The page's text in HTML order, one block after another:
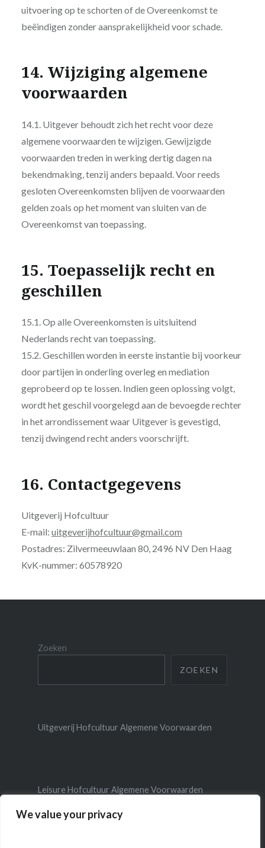
We value your privacy
uitvoering op te schorten of de Overeenkomst te
beëindigen zonder aansprakelijkheid voor schade.
14. Wijziging algemene
voorwaarden
14.1. Uitgever behoudt zich het recht voor deze
algemene voorwaarden te wijzigen. Gewijzigde
voorwaarden treden in werking dertig dagen na
bekendmaking, tenzij anders bepaald. Voor reeds
gesloten Overeenkomsten blijven de voorwaarden
gelden zoals op het moment van sluiten van de
Overeenkomst van toepassing.
15. Toepasselijk recht en
geschillen
15.1. Op alle Overeenkomsten is uitsluitend
Nederlands recht van toepassing.
15.2. Geschillen worden in eerste instantie bij voorkeur
door partijen in onderling overleg en mediation
geprobeerd op te lossen. Indien geen oplossing volgt,
wordt het geschil voorgelegd aan de bevoegde rechter
in het arrondissement waar Uitgever is gevestigd,
tenzij dwingend recht anders voorschrijft.
16. Contactgegevens
Uitgeverij Hofcultuur
E-mail: uitgeverijhofcultuur@gmail.com
Postadres: Zilvermeeuwlaan 80, 2496 NV Den Haag
KvK-nummer: 60578920
Zoeken
ZOEKEN
Uitgeverij Hofcultuur Algemene Voorwaarden
Leisure Hofcultuur Algemene Voorwaarden